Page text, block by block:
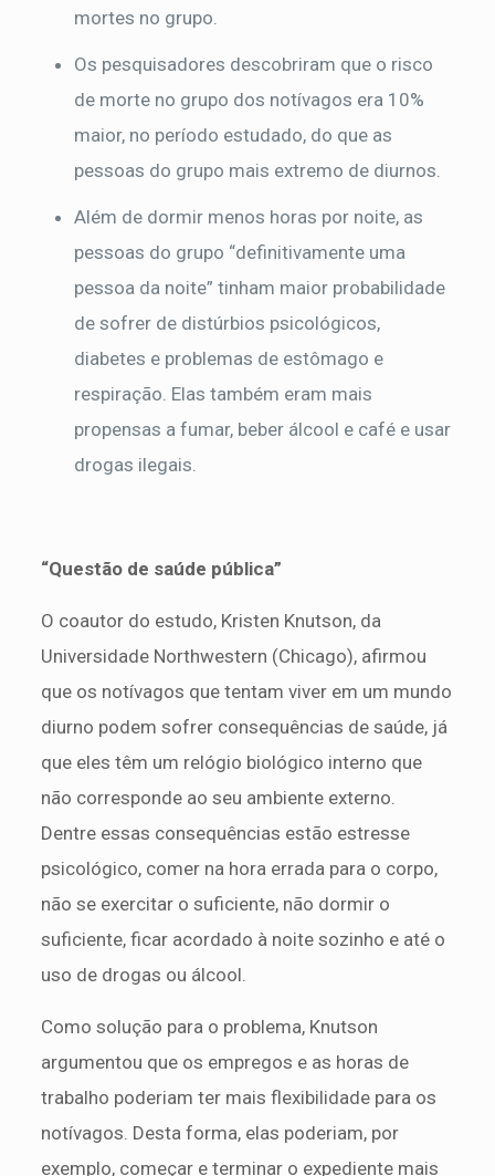
mortes no grupo.
Os pesquisadores descobriram que o risco
de morte no grupo dos notívagos era 10%
maior, no período estudado, do que as
pessoas do grupo mais extremo de diurnos.
Além de dormir menos horas por noite, as
pessoas do grupo “definitivamente uma
pessoa da noite” tinham maior probabilidade
de sofrer de distúrbios psicológicos,
diabetes e problemas de estômago e
respiração. Elas também eram mais
propensas a fumar, beber álcool e café e usar
drogas ilegais.
“Questão de saúde pública”
O coautor do estudo, Kristen Knutson, da
Universidade Northwestern (Chicago), afirmou
que os notívagos que tentam viver em um mundo
diurno podem sofrer consequências de saúde, já
que eles têm um relógio biológico interno que
não corresponde ao seu ambiente externo.
Dentre essas consequências estão estresse
psicológico, comer na hora errada para o corpo,
não se exercitar o suficiente, não dormir o
suficiente, ficar acordado à noite sozinho e até o
uso de drogas ou álcool.
Como solução para o problema, Knutson
argumentou que os empregos e as horas de
trabalho poderiam ter mais flexibilidade para os
notívagos. Desta forma, elas poderiam, por
exemplo, começar e terminar o expediente mais